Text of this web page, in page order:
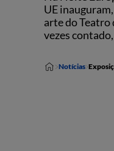
UE
arte do Teatro
vezes
Notícias